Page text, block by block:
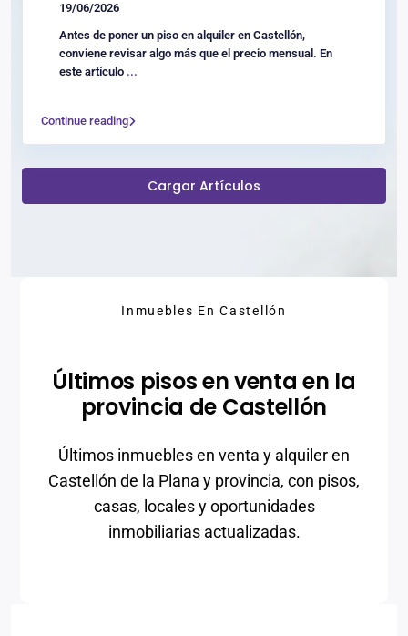
19/06/2026
Antes de poner un piso en alquiler en Castellón,
conviene revisar algo más que el precio mensual. En
este artículo ...
Continue reading
Cargar Artículos
Inmuebles En Castellón
Últimos pisos en venta en la
provincia de Castellón
Últimos inmuebles en venta y alquiler en
Castellón de la Plana y provincia, con pisos,
casas, locales y oportunidades
inmobiliarias actualizadas.